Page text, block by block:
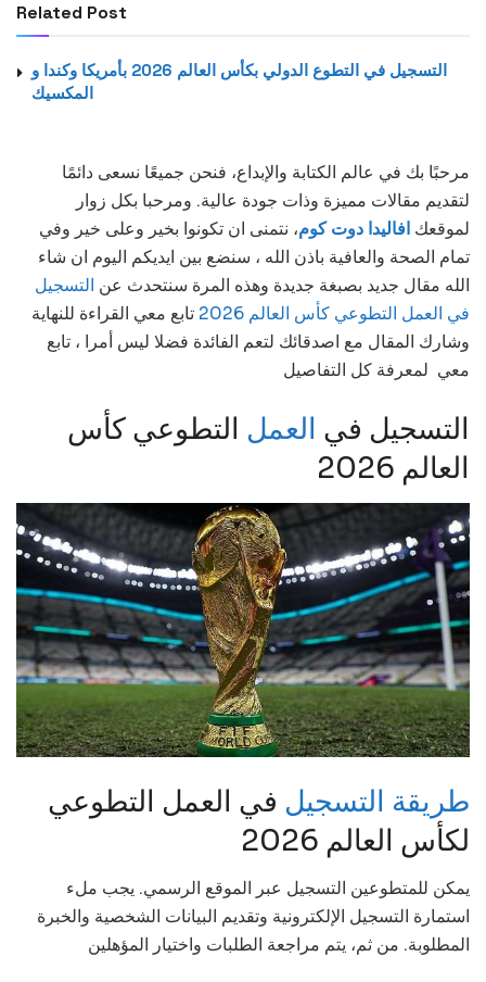
Related Post
التسجيل في التطوع الدولي بكأس العالم 2026 بأمريكا وكندا و
المكسيك
مرحبًا بك في عالم الكتابة والإبداع، فنحن جميعًا نسعى دائمًا
لتقديم مقالات مميزة وذات جودة عالية. ومرحبا بكل زوار
لموقعك افاليدا دوت كوم، نتمنى ان تكونوا بخير وعلى خير وفي
تمام الصحة والعافية باذن الله ، سنضع بين ايديكم اليوم ان شاء
الله مقال جديد بصبغة جديدة وهذه المرة سنتحدث عن التسجيل
في العمل التطوعي كأس العالم 2026
تابع معي القراءة للنهاية
وشارك المقال مع اصدقائك لتعم الفائدة فضلا ليس أمرا ، تابع
معي لمعرفة كل التفاصيل
التسجيل في العمل التطوعي كأس
العالم 2026
طريقة التسجيل في العمل التطوعي
لكأس العالم 2026
يمكن للمتطوعين التسجيل عبر الموقع الرسمي. يجب ملء
استمارة التسجيل الإلكترونية وتقديم البيانات الشخصية والخبرة
المطلوبة. من ثم، يتم مراجعة الطلبات واختيار المؤهلين